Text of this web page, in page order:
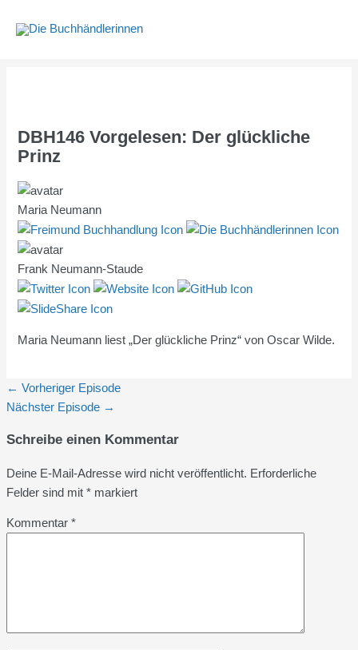
Inhalt
DBH146 Vorgelesen: Der glückliche
Prinz
Maria Neumann
Frank Neumann-Staude
Maria Neumann liest „Der glückliche Prinz“ von Oscar Wilde.
← Vorheriger Episode
Nächster Episode →
Schreibe einen Kommentar
Deine E-Mail-Adresse wird nicht veröffentlicht. Erforderliche
Felder sind mit *markiert
Kommentar *